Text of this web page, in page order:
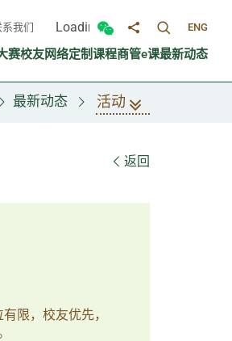
系我们 Loading...
切换微信面板
分享至切换搜寻面
ENG
赛校友网络定制课程商管e课最新动态
最新动态 活动
返回
限，校友优先，